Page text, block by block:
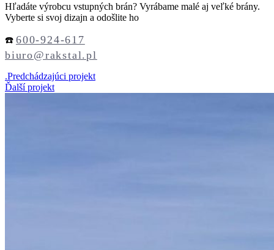
Hľadáte výrobcu vstupných brán? Vyrábame malé aj veľké brány.
Vyberte si svoj dizajn a odošlite ho
☎️ 600-924-617
biuro@rakstal.pl
.Predchádzajúci projekt
Ďalší projekt